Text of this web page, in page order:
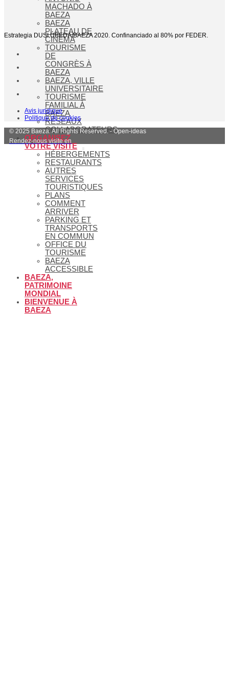
MACHADO À
BAEZA
BAEZA
PLATEAU DE
CINÉMA
TOURISME
DE
CONGRÈS À
BAEZA
BAEZA, VILLE
UNIVERSITAIRE
TOURISME
FAMILIAL À
BAEZA
RÉSEAUX
COLLABORATEURS
ORGANISEZ
VOTRE VISITE
HÉBERGEMENTS
RESTAURANTS
AUTRES
SERVICES
TOURISTIQUES
PLANS
COMMENT
ARRIVER
PARKING ET
TRANSPORTS
EN COMMUN
OFFICE DU
TOURISME
BAEZA
ACCESSIBLE
BAEZA,
PATRIMOINE
MONDIAL
BIENVENUE À
BAEZA
Estrategia DUSI ÚBEDA/BAEZA 2020. Confinanciado al 80% por FEDER.
Avis juridique
Politique de cookies
© 2025 Baeza. All Rights Reserved. - Open-ideas
Rendez-nous visite en